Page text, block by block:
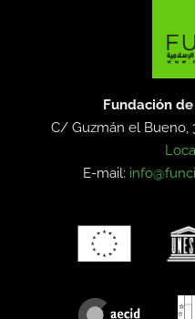
Fundación
C/ Guzmán el Bueno,
E-mail: